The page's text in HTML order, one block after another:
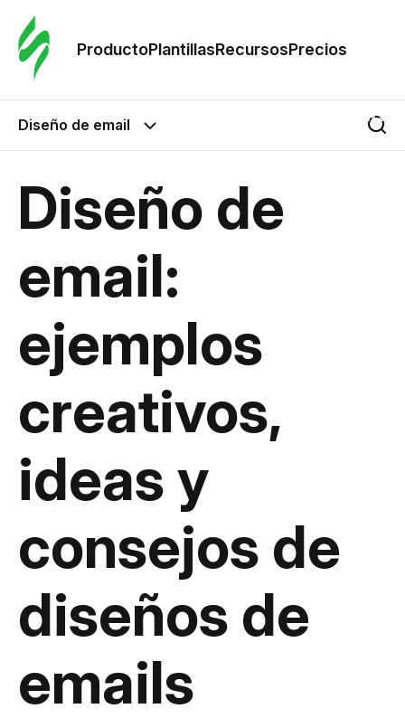
ProductoPlantillasRecursosPrecios
Diseño de email
Diseño de
email:
ejemplos
creativos,
ideas y
consejos de
diseños de
emails